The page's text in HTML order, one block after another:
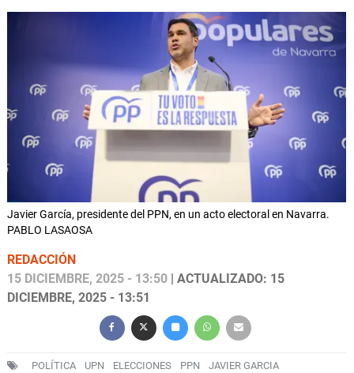
Javier García, presidente del PPN, en un acto electoral en Navarra.
PABLO LASAOSA
REDACCIÓN
15 DICIEMBRE, 2025 - 13:50 | ACTUALIZADO: 15
DICIEMBRE, 2025 - 13:51
POLÍTICA UPN ELECCIONES PPN JAVIER GARCIA